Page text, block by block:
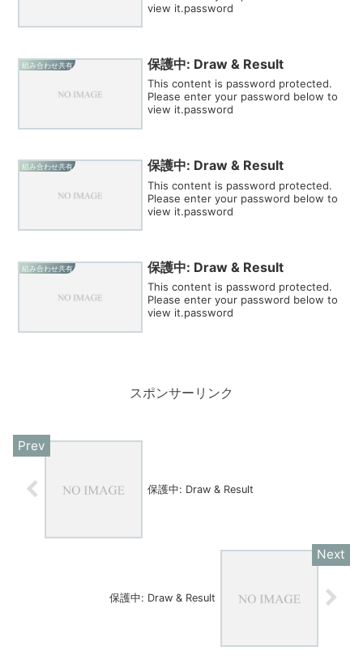
view it.password
組み合わせ共有 保護中: Draw & Result
This content is password protected.
Please enter your password below to
view it.password
組み合わせ共有 保護中: Draw & Result
This content is password protected.
Please enter your password below to
view it.password
組み合わせ共有 保護中: Draw & Result
This content is password protected.
Please enter your password below to
view it.password
スポンサーリンク
保護中: Draw & Result
保護中: Draw & Result